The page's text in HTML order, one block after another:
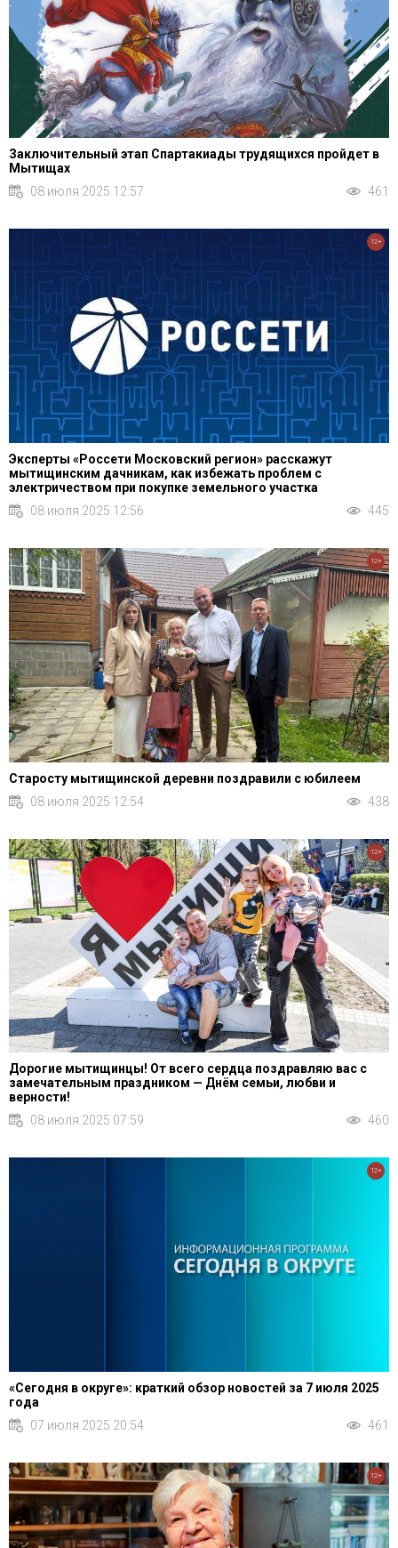
Заключительный этап Спартакиады трудящихся пройдет в
Мытищах
08 июля 2025 12:57
461
Эксперты «Россети Московский регион» расскажут
мытищинским дачникам, как избежать проблем с
электричеством при покупке земельного участка
08 июля 2025 12:56
445
12+
Старосту мытищинской деревни поздравили с юбилеем
08 июля 2025 12:54
438
12+
Дорогие мытищинцы! От всего сердца поздравляю вас с
замечательным праздником — Днём семьи, любви и
верности!
08 июля 2025 07:59
460
12+
«Сегодня в округе»: краткий обзор новостей за 7 июля 2025
года
07 июля 2025 20:54
461
12+
12+